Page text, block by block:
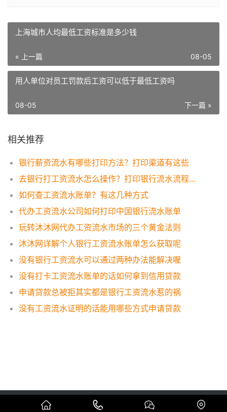
上海城市人均最低工资标准是多少钱
« 上一篇 08-05
用人单位对员工罚款后工资可以低于最低工资吗
下一篇 »
08-05
相关推荐
银行薪资流水有哪些打印方法？打印渠道有这些
去银行打工资流水怎么操作？打印银行流水流程一览
如何查工资流水账单？有这几种方式
代办工资流水公司如何打印中国银行流水账单
玩转沐沐网代办工资流水市场的三个黄金法则
沐沐网详解个人银行工资流水账单怎么获取呢
没有银行工资流水可以通过两种办法能解决喔
没有打卡工资流水账单的话如何拿到信用贷款
申请贷款总被拒其实都是银行工资流水惹的祸
没有工资流水证明的话能用哪些方式申请贷款
Copyright © 代办工资流水制作公司 版权所有 蜀ICP备19005296号
网站地图